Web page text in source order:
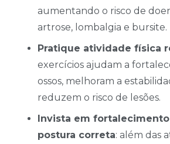
aumentando o risco de
artrose, lombalgia e bursite.
Pratique atividade física
exercícios ajudam a
ossos, melhoram a
reduzem o risco de lesões.
Invista em
postura correta: além das